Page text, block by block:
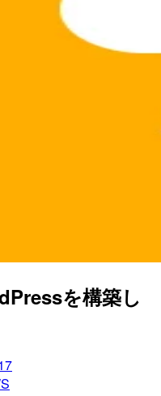
を構築し